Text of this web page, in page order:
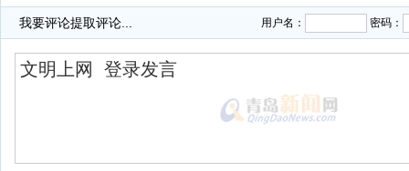
我要评论提取评论... 用户名： 密码：